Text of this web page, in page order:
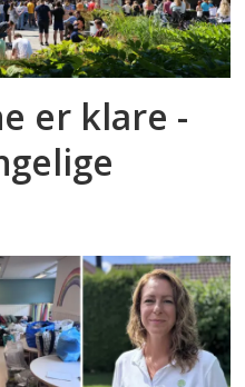
er klare -